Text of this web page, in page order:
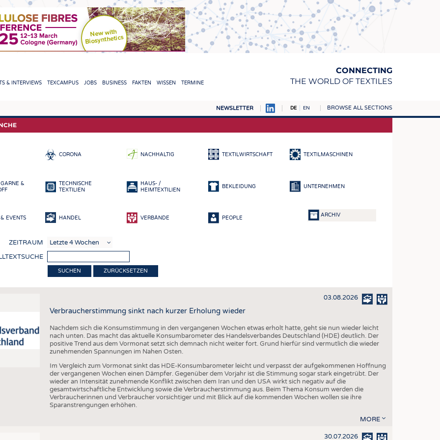
CONNECTING
THE WORLD OF TEXTILES
& INTERVIEWS TEXCAMPUS JOBS BUSINESS FAKTEN WISSEN TERMINE
NEWSLETTER DE EN BROWSE ALL SECTIONS
TEXTILE LEADERSHIP FASERN
GEWEBE
VLIESSTOFFE
NACHHALTIGKEIT
KREISLAUFWIRTSCHAFT
TECHNISCHE TEXTILIEN
SMART TEXTILES
MEDIZIN
HAUS- UND HEIMTEXTILIEN
CORONA NACHHALTIG TEXTILWIRTSCHAFT TEXTILMASCHINEN
&
TECHNISCHE
TEXTILIEN
HAUS- /
HEIMTEXTILIEN
BEKLEIDUNG UNTERNEHMEN
EVENTS HANDEL VERBÄNDE PEOPLE ARCHIV
ZEITRAUM
ZURÜCKSETZEN
03.08.2026
Verbraucherstimmung sinkt nach kurzer Erholung wieder
Nachdem sich die Konsumstimmung in den vergangenen Wochen etwas erholt hatte, geht sie nun wieder leicht
nach unten. Das macht das aktuelle Konsumbarometer des Handelsverbandes Deutschland (HDE) deutlich. Der
positive Trend aus dem Vormonat setzt sich demnach nicht weiter fort. Grund hierfür sind vermutlich die wieder
zunehmenden Spannungen im Nahen Osten.
Im Vergleich zum Vormonat sinkt das HDE-Konsumbarometer leicht und verpasst der aufgekommenen Hoffnung
der vergangenen Wochen einen Dämpfer. Gegenüber dem Vorjahr ist die Stimmung sogar stark eingetrübt. Der
wieder an Intensität zunehmende Konflikt zwischen dem Iran und den USA wirkt sich negativ auf die
gesamtwirtschaftliche Entwicklung sowie die Verbraucherstimmung aus. Beim Thema Konsum werden die
Verbraucherinnen und Verbraucher vorsichtiger und mit Blick auf die kommenden Wochen wollen sie ihre
Sparanstrengungen erhöhen.
MORE
30.07.2026